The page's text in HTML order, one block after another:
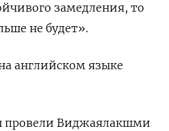
замедления, то
не будет».
английском языке
провели Виджаялакшми